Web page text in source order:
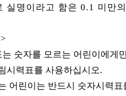
실명이라고 함은 0.1 미만
>
는 숫자를 모르는 어린이에게
시력표를 사용하십시오.
어린이는 반드시 숫자시력표